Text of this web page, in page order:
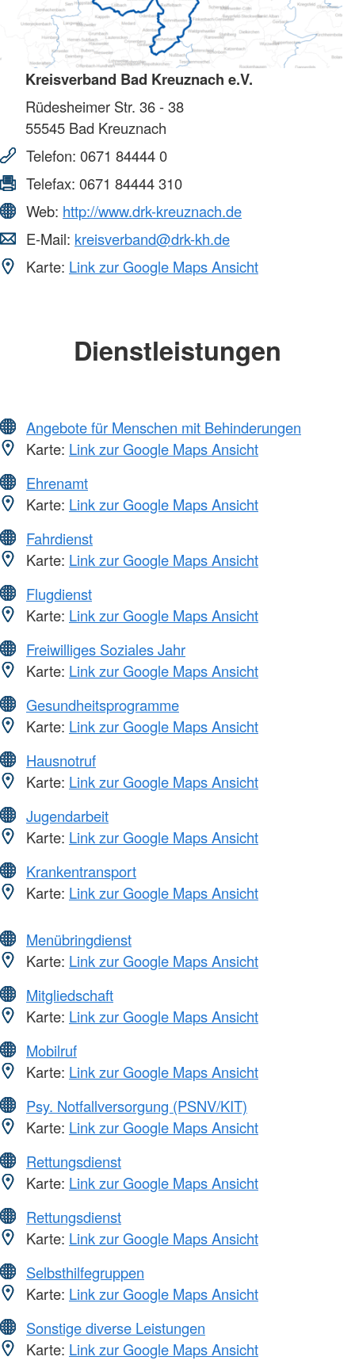
Kreisverband Bad Kreuznach e.V.
Rüdesheimer Str. 36 - 38
55545 Bad Kreuznach
Telefon: 0671 84444 0
Telefax: 0671 84444 310
Web: http://www.drk-kreuznach.de
E-Mail: kreisverband@drk-kh.de
Karte: Link zur Google Maps Ansicht
Dienstleistungen
Angebote für Menschen mit Behinderungen
Karte: Link zur Google Maps Ansicht
Ehrenamt
Karte: Link zur Google Maps Ansicht
Fahrdienst
Karte: Link zur Google Maps Ansicht
Flugdienst
Karte: Link zur Google Maps Ansicht
Freiwilliges Soziales Jahr
Karte: Link zur Google Maps Ansicht
Gesundheitsprogramme
Karte: Link zur Google Maps Ansicht
Hausnotruf
Karte: Link zur Google Maps Ansicht
Jugendarbeit
Karte: Link zur Google Maps Ansicht
Krankentransport
Karte: Link zur Google Maps Ansicht
Menübringdienst
Karte: Link zur Google Maps Ansicht
Mitgliedschaft
Karte: Link zur Google Maps Ansicht
Mobilruf
Karte: Link zur Google Maps Ansicht
Psy. Notfallversorgung (PSNV/KIT)
Karte: Link zur Google Maps Ansicht
Rettungsdienst
Karte: Link zur Google Maps Ansicht
Rettungsdienst
Karte: Link zur Google Maps Ansicht
Selbsthilfegruppen
Karte: Link zur Google Maps Ansicht
Sonstige diverse Leistungen
Karte: Link zur Google Maps Ansicht